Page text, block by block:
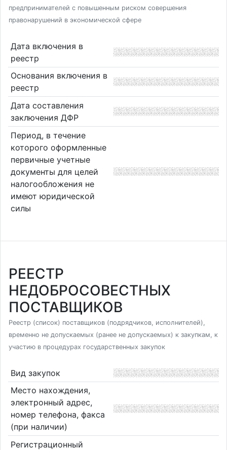
предпринимателей с повышенным риском совершения
правонарушений в экономической сфере
Дата включения в
реестр
Основания включения в
реестр
Дата составления
заключения ДФР
Период, в течение
которого оформленные
первичные учетные
документы для целей
налогообложения не
имеют юридической
силы
РЕЕСТР
НЕДОБРОСОВЕСТНЫХ
ПОСТАВЩИКОВ
Реестр (список) поставщиков (подрядчиков, исполнителей),
временно не допускаемых (ранее не допускаемых) к закупкам, к
участию в процедурах государственных закупок
Вид закупок
Место нахождения,
электронный адрес,
номер телефона, факса
(при наличии)
Регистрационный